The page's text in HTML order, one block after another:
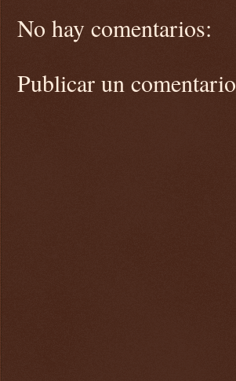
No hay comentarios:
Publicar un comentario